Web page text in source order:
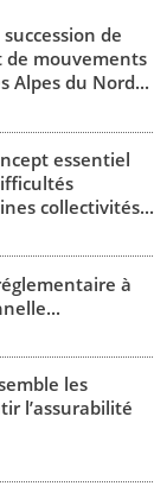
de
mouvements
Alpes du Nord...
essentiel
collectivités...
à
les
l’assurabilité